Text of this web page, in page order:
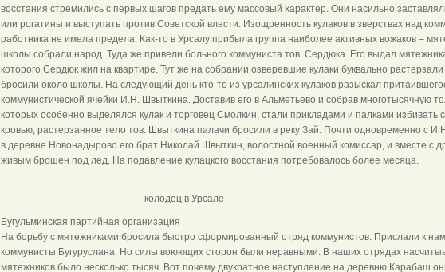
восстания стремились с первых шагов предать ему массовый характер. Они насильно
или рогатины и выступать против Советской власти. Изощренность кулаков в зверствах над
работника не имела предела. Как-то в Урсалу прибыла группа наиболее активных вожаков –
школы собрали народ. Туда же привели больного коммуниста тов. Сердюка. Его выдал
которого Сердюк жил на квартире. Тут же на собрании озверевшие кулаки буквально
бросили около школы. На следующий день кто-то из урсалинских кулаков разыскал
коммунистической ячейки И.Н. Швыткина. Доставив его в Альметьево и собрав многотысячную
которых особенно выделялся кулак и торговец Смолкин, стали прикладами и палками избивать
кровью, растерзанное тело тов. Швыткина палачи бросили в реку Зай. Почти одновременно с
в деревне Новонадырово его брат Николай Швыткин, волостной военный комиссар, и вместе с
живым брошен под лед. На подавление кулацкого восстания потребовалось более месяца.
колодец в Урсале
Бугульминская партийная организация
На борьбу с мятежниками бросила быстро сформированный отряд коммунистов. Прислали к
коммунисты Бугуруслана. Но силы воюющих сторон были неравными. В наших отрядах
мятежников было несколько тысяч. Вот почему двукратное наступление на деревню Карабаш